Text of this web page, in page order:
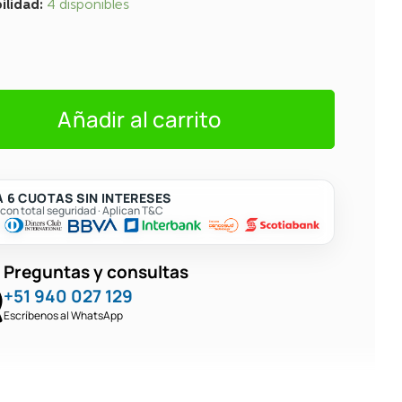
4 disponibles
Añadir al carrito
6 CUOTAS SIN INTERESES
total seguridad · Aplican T&C
Preguntas y consultas
+51 940 027 129
Escríbenos al WhatsApp